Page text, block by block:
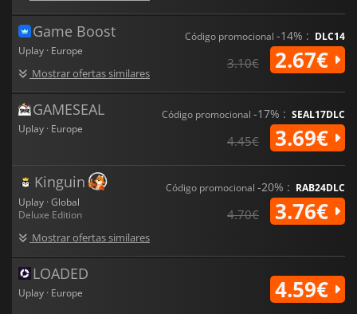
Game Boost
Uplay · Europe
Mostrar ofertas similares
Código promocional -14% : DLC14
3.10€ 2.67€
GAMESEAL
Uplay · Europe
Código promocional -17% : SEAL17DLC
4.45€ 3.69€
Kinguin
Uplay · Global
Deluxe Edition
Mostrar ofertas similares
Código promocional -20% : RAB24DLC
4.70€ 3.76€
LOADED
Uplay · Europe 4.59€